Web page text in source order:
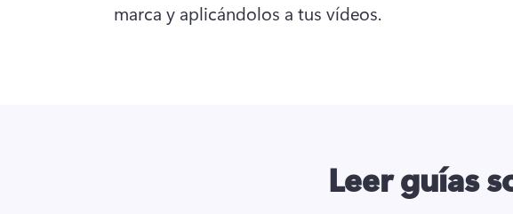
marca y aplicándolos a tus vídeos.
Leer guías